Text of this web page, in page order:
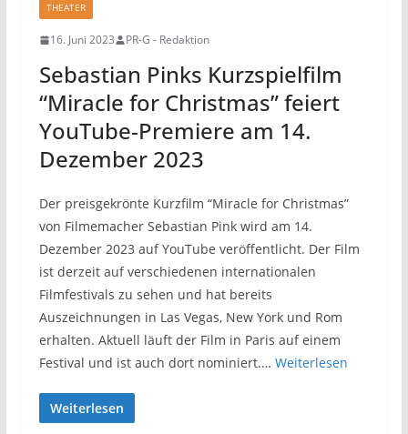
THEATER
16. Juni 2023 PR-G - Redaktion
Sebastian Pinks Kurzspielfilm
“Miracle for Christmas” feiert
YouTube-Premiere am 14.
Dezember 2023
Der preisgekrönte Kurzfilm “Miracle for Christmas”
von Filmemacher Sebastian Pink wird am 14.
Dezember 2023 auf YouTube veröffentlicht. Der Film
ist derzeit auf verschiedenen internationalen
Filmfestivals zu sehen und hat bereits
Auszeichnungen in Las Vegas, New York und Rom
erhalten. Aktuell läuft der Film in Paris auf einem
Festival und ist auch dort nominiert.… Weiterlesen
Weiterlesen